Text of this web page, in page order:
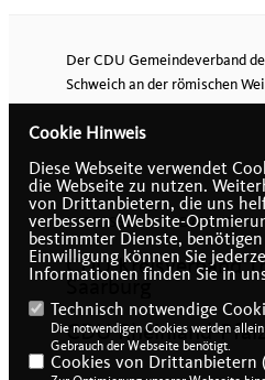
Der CDU Gemeindeverband
Schweich an der römischen
IMPRESSUM
CDU Kreisverband
Saarburg
CDU Rheinland-Pfalz
Cookie Hinweis
Diese Webseite verwendet
die Webseite zu nutzen.
von Drittanbietern, die uns
verbessern (Website-
bestimmter Dienste,
Einwilligung können Sie
Informationen finden Sie in
Technisch notwendige
Die notwendigen Cookies werden
Gebrauch der Webseite benötigt.
Cookies von Drittanbietern